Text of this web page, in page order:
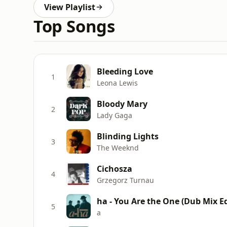
View Playlist
Top Songs
1 Bleeding Love
Leona Lewis
2 Bloody Mary
Lady Gaga
3 Blinding Lights
The Weeknd
4 Cichosza
Grzegorz Turnau
5 ha - You Are the One (Dub Mix
a